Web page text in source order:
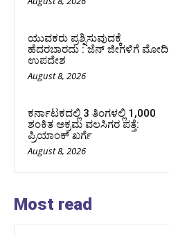
ಯುವಕರು ಪ್ರಶ್ನಿಸುವುದಕ್ಕೆ
ಹೆದರಬಾರದು : ಜೆನ್‌ ಜೀಗಳಿಗೆ ಮೋದಿ
ಉಪದೇಶ
August 8, 2026
ಕರ್ನಾಟಕದಲ್ಲಿ 3 ತಿಂಗಳಲ್ಲಿ 1,000
ಶಂಕಿತ ಅಕ್ರಮ ವಲಸಿಗರ ಪತ್ತೆ:
ಪ್ರಿಯಾಂಕ್‌ ಖರ್ಗೆ
August 8, 2026
Most read